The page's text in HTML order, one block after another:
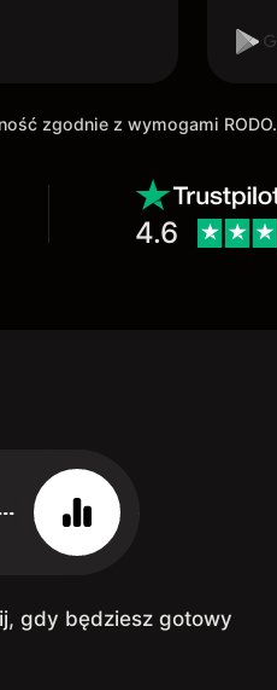
zgodnie z wymogami RODO.
4.6
gdy będziesz gotowy